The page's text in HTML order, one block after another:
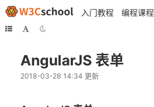
入门教程 编程课程
AngularJS 表单
2018-03-28 14:34 更新